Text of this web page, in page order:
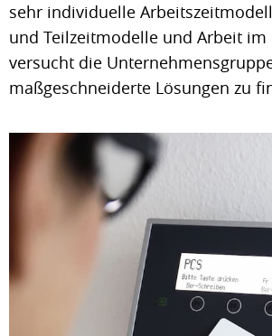
sehr individuelle
und Teilzeitmodelle und Arbeit im
versucht die
maßgeschneiderte Lösungen zu